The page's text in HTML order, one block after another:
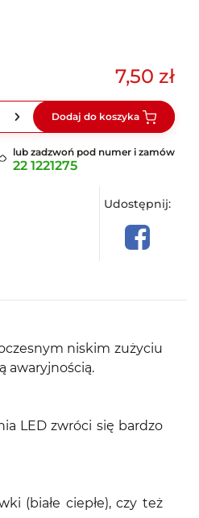
7,50 zł
Dodaj do koszyka
lub zadzwoń pod numer i zamów
22 1221275
Udostępnij:
niskim zużyciu
awaryjnością.
LED zwróci się bardzo
(białe ciepłe), czy też